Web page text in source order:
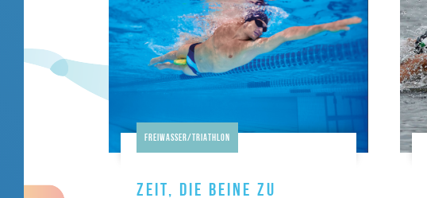
Freiwasser/Triathlon
ZEIT, DIE BEINE ZU